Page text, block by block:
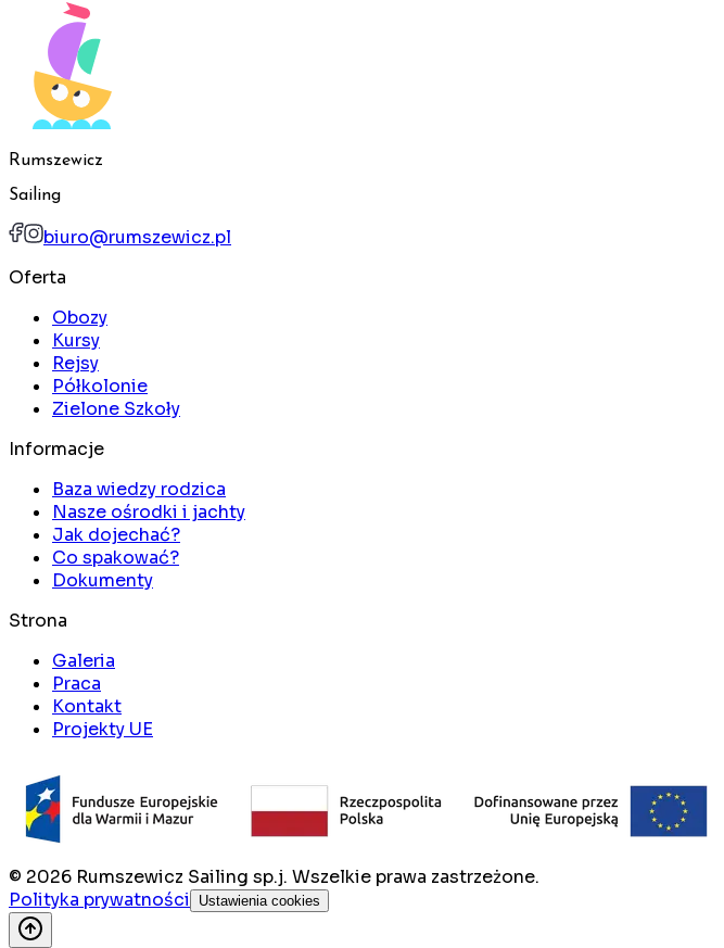
Rumszewicz
Sailing
biuro@rumszewicz.pl
Oferta
Obozy
Kursy
Rejsy
Półkolonie
Zielone Szkoły
Informacje
Baza wiedzy rodzica
Nasze ośrodki i jachty
Jak dojechać?
Co spakować?
Dokumenty
Strona
Galeria
Praca
Kontakt
Projekty UE
© 2026 Rumszewicz Sailing sp.j. Wszelkie prawa zastrzeżone.
Polityka prywatności
Ustawienia cookies